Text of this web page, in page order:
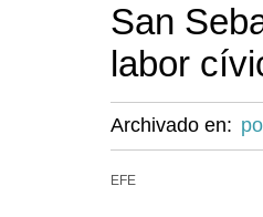
San
labor
Archivado en:
EFE